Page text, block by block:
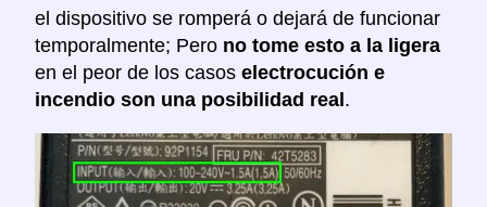
el dispositivo se romperá o dejará de funcionar
temporalmente; Pero no tome esto a la ligera
en el peor de los casos electrocución e
incendio son una posibilidad real.